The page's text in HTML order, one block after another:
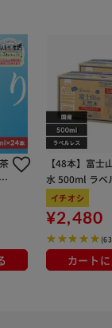
【48本】富士
水 500ml ラベ
イチオシ
¥2,480
カート